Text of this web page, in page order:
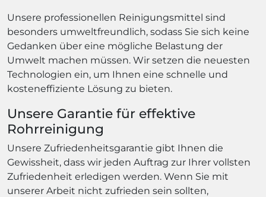
Unsere professionellen Reinigungsmittel sind
besonders umweltfreundlich, sodass Sie sich keine
Gedanken über eine mögliche Belastung der
Umwelt machen müssen. Wir setzen die neuesten
Technologien ein, um Ihnen eine schnelle und
kosteneffiziente Lösung zu bieten.
Unsere Garantie für effektive
Rohrreinigung
Unsere Zufriedenheitsgarantie gibt Ihnen die
Gewissheit, dass wir jeden Auftrag zur Ihrer vollsten
Zufriedenheit erledigen werden. Wenn Sie mit
unserer Arbeit nicht zufrieden sein sollten,